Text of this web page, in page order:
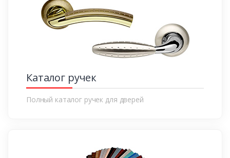
Каталог ручек
Полный каталог ручек для дверей